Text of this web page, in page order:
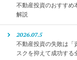
不動産投資のおすすめ
解説
2026.07.5
不動産投資の失敗は「
スクを抑えて成功する